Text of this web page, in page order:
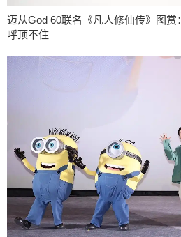
迈从God 60联名《凡人修仙传》图
呼顶不住